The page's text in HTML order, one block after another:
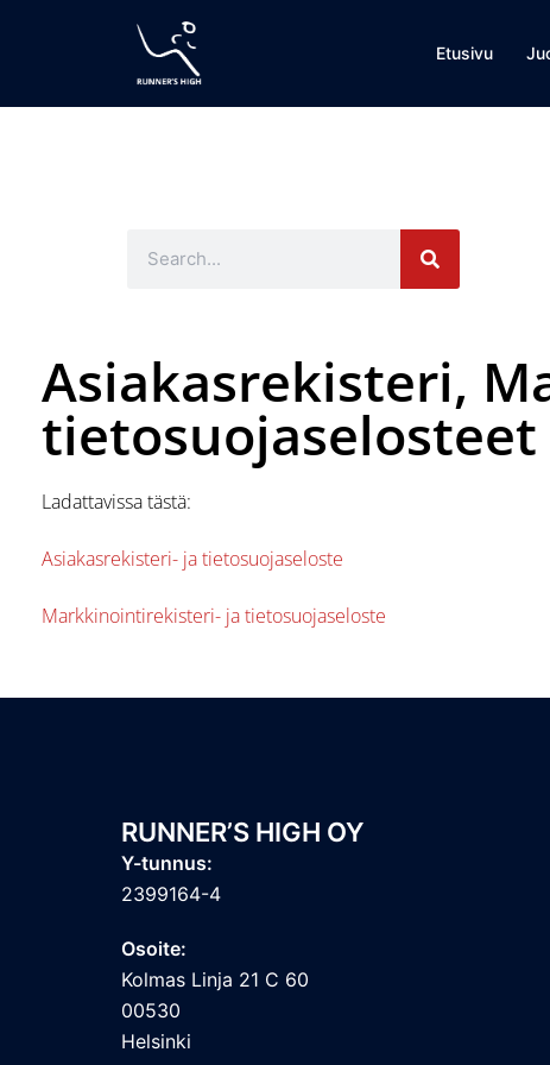
Etusivu
Asiakasrekisteri,
tietosuojaselosteet
Ladattavissa tästä:
Asiakasrekisteri- ja tietosuojaseloste
Markkinointirekisteri- ja tietosuojaseloste
RUNNER’S HIGH OY
Y-tunnus:
2399164-4
Osoite:
Kolmas Linja 21 C 60
00530
Helsinki